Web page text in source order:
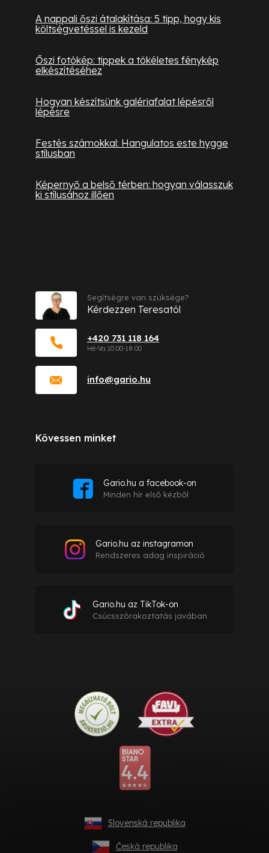
A nappali őszi átalakítása: 5 tipp, hogy kis
költségvetéssel is kezeld
Őszi fotókép: tippek a tökéletes fénykép
elkészítéséhez
Hogyan készítsünk galériafalat lépésről
lépésre
Festés számokkal: Hangulatos este hygge
stílusban
Képernyő a belső térben: hogyan válasszuk
ki stílusához illően
info@gario.hu
+420 731 118 164
Segítségre van szüksége?
Kérdezzen Teresatól
Kövessen minket
Gario.hu a facebook-on
Minden hír első kézből
Gario.hu az instagramon
Rendszeres adag inspiráció
Gario.hu az TikTok-on
Csúcsszórakoztatás javában
Slovenská republika
Česká republika